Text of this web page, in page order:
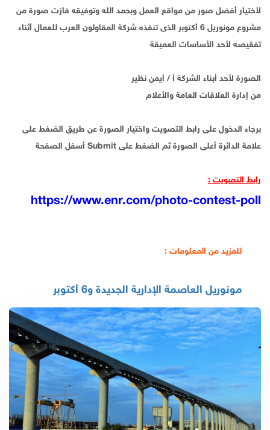
لأختيار أفضل صور من مواقع العمل وبحمد الله وتوفيقه فازت صورة من
مشروع مونوريل 6 أكتوبر الذى تنفذه شركة المقاولون العرب للعمال أثناء
تفقيصه لأحد الأساسات العميقة
الصورة لأحد أبناء الشركة أ / أيمن نظير
من إدارة العلاقات العامة والأعلام
برجاء الدخول على رابط التصويت واختيار الصورة عن طريق الضغط على
علامة الدائرة أعلى الصورة ثم الضغط على Submit أسفل الصفحة
رابط التصويت :
https://www.enr.com/photo-contest-poll
للمزيد من المعلومات :
مونوريل العاصمة الإدارية الجديدة و6 أكتوبر